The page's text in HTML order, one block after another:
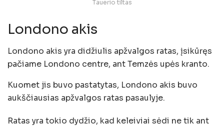
Tauerio tiltas
Londono akis
Londono akis yra didžiulis apžvalgos ratas, įsikūręs
pačiame Londono centre, ant Temzės upės kranto.
Kuomet jis buvo pastatytas, Londono akis buvo
aukščiausias apžvalgos ratas pasaulyje.
Ratas yra tokio dydžio, kad keleiviai sėdi ne tik ant